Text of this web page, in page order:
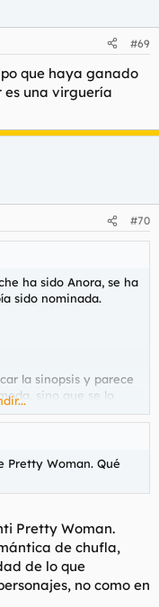
#69
que haya ganado
es una virguería
#70
ha sido Anora, se ha
sido nominada.
la sinopsis y parece
sino que se lo
al mundo de hoy.
Pretty Woman. Qué
Pretty Woman.
de chufla,
de lo que
no como en